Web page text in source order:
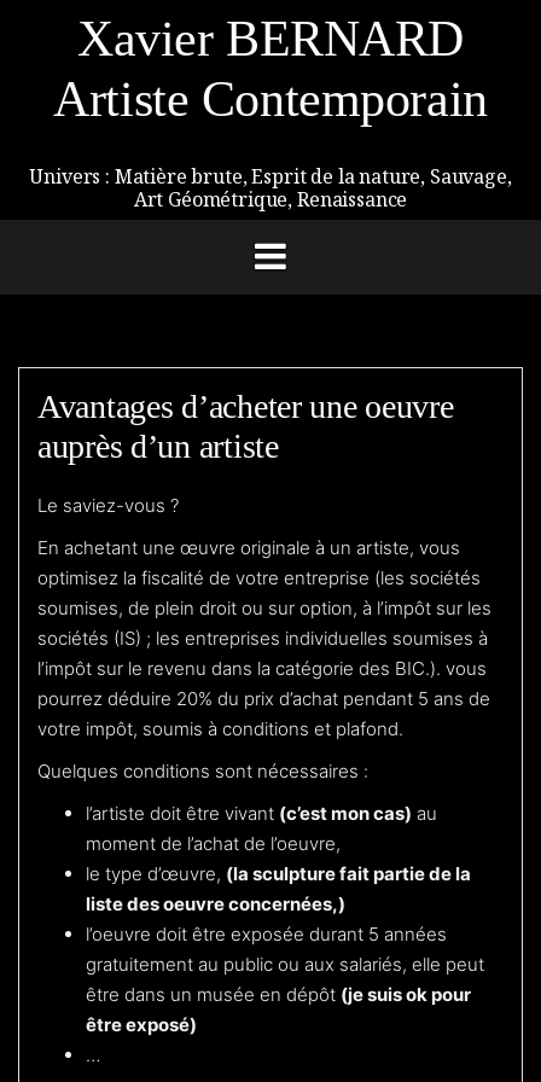
Xavier BERNARD
Artiste Contemporain
Univers : Matière brute, Esprit de la nature, Sauvage,
Art Géométrique, Renaissance
Avantages d’acheter une oeuvre
auprès d’un artiste
Le saviez-vous ?
En achetant une œuvre originale à un artiste, vous
optimisez la fiscalité de votre entreprise (les sociétés
soumises, de plein droit ou sur option, à l’impôt sur les
sociétés (IS) ; les entreprises individuelles soumises à
l’impôt sur le revenu dans la catégorie des BIC.). vous
pourrez déduire 20% du prix d’achat pendant 5 ans de
votre impôt, soumis à conditions et plafond.
Quelques conditions sont nécessaires :
l’artiste doit être vivant (c’est mon cas) au
moment de l’achat de l’oeuvre,
le type d’œuvre, (la sculpture fait partie de la
liste des oeuvre concernées,)
l’oeuvre doit être exposée durant 5 années
gratuitement au public ou aux salariés, elle peut
être dans un musée en dépôt (je suis ok pour
être exposé)
…